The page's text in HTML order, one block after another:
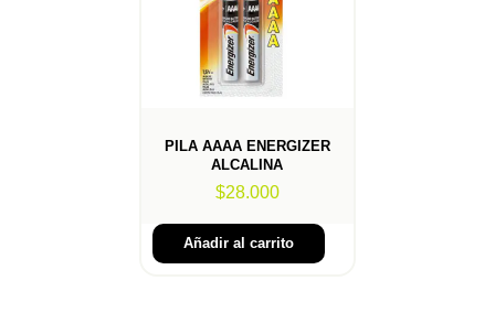
PILA AAAA ENERGIZER
ALCALINA
$28.000
Añadir al carrito